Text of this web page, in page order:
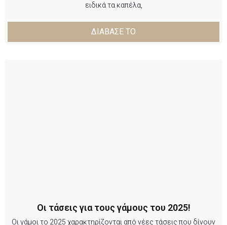
ειδικά τα καπέλα,
ΔΙΑΒΑΣΕ ΤΟ
Οι τάσεις για τους γάμους του 2025!
Οι γάμοι το 2025 χαρακτηρίζονται από νέες τάσεις που δίνουν